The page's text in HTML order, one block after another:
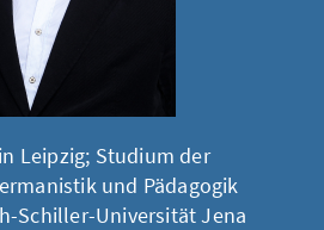
Leipzig; Studium der
und Pädagogik
Schiller-Universität Jena